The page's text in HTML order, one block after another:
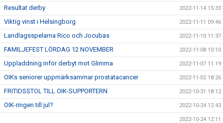
Resultat derby 2022-11-14 15:33
Viktig vinst i Helsingborg 2022-11-11 09:46
Landlagsspelarna Rico och Jocubas 2022-11-10 11:37
FAMILJEFEST LÖRDAG 12 NOVEMBER 2022-11-08 10:10
Uppladdning inför derbyt mot Glimma 2022-11-07 11:19
OIKs seniorer uppmärksammar prostatacancer 2022-11-02 18:26
FRITIDSSTOL TILL OIK-SUPPORTERN 2022-10-31 18:12
OIK-ringen till jul? 2022-10-24 12:43
2022-10-24 12:11